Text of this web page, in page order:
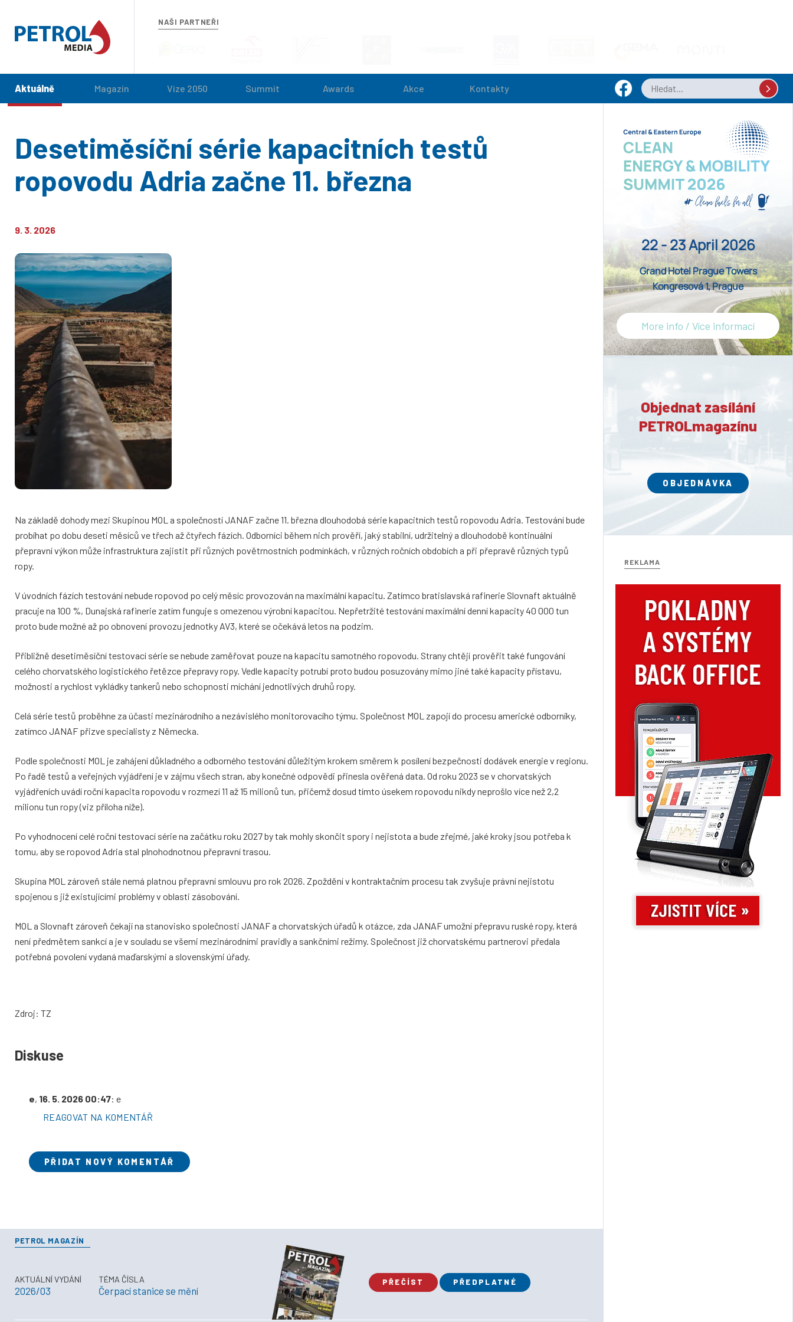
NAŠI PARTNEŘI
Aktuálně Magazín Vize 2050 Summit Awards Akce Kontakty
Desetiměsíční série kapacitních testů
ropovodu Adria začne 11. března
9. 3. 2026
Na základě dohody mezi Skupinou MOL a společností JANAF začne 11. března dlouhodobá série kapacitních testů ropovodu Adria. Testování bude
probíhat po dobu deseti měsíců ve třech až čtyřech fázích. Odborníci během nich prověří, jaký stabilní, udržitelný a dlouhodobě kontinuální
přepravní výkon může infrastruktura zajistit při různých povětrnostních podmínkách, v různých ročních obdobích a při přepravě různých typů
ropy.
V úvodních fázích testování nebude ropovod po celý měsíc provozován na maximální kapacitu. Zatímco bratislavská rafinerie Slovnaft aktuálně
pracuje na 100 %, Dunajská rafinerie zatím funguje s omezenou výrobní kapacitou. Nepřetržité testování maximální denní kapacity 40 000 tun
proto bude možné až po obnovení provozu jednotky AV3, které se očekává letos na podzim.
Přibližně desetiměsíční testovací série se nebude zaměřovat pouze na kapacitu samotného ropovodu. Strany chtějí prověřit také fungování
celého chorvatského logistického řetězce přepravy ropy. Vedle kapacity potrubí proto budou posuzovány mimo jiné také kapacity přístavu,
možnosti a rychlost vykládky tankerů nebo schopnosti míchání jednotlivých druhů ropy.
Celá série testů proběhne za účasti mezinárodního a nezávislého monitorovacího týmu. Společnost MOL zapojí do procesu americké odborníky,
zatímco JANAF přizve specialisty z Německa.
Podle společnosti MOL je zahájení důkladného a odborného testování důležitým krokem směrem k posílení bezpečnosti dodávek energie v regionu.
Po řadě testů a veřejných vyjádření je v zájmu všech stran, aby konečné odpovědi přinesla ověřená data. Od roku 2023 se v chorvatských
vyjádřeních uvádí roční kapacita ropovodu v rozmezí 11 až 15 milionů tun, přičemž dosud tímto úsekem ropovodu nikdy neprošlo více než 2,2
milionu tun ropy (viz příloha níže).
Po vyhodnocení celé roční testovací série na začátku roku 2027 by tak mohly skončit spory i nejistota a bude zřejmé, jaké kroky jsou potřeba k
tomu, aby se ropovod Adria stal plnohodnotnou přepravní trasou.
Skupina MOL zároveň stále nemá platnou přepravní smlouvu pro rok 2026. Zpoždění v kontraktačním procesu tak zvyšuje právní nejistotu
spojenou s již existujícími problémy v oblasti zásobování.
MOL a Slovnaft zároveň čekají na stanovisko společnosti JANAF a chorvatských úřadů k otázce, zda JANAF umožní přepravu ruské ropy, která
není předmětem sankcí a je v souladu se všemi mezinárodními pravidly a sankčními režimy. Společnost již chorvatskému partnerovi předala
potřebná povolení vydaná maďarskými a slovenskými úřady.
Zdroj: TZ
Diskuse
e, 16. 5. 2026 00:47: e
REAGOVAT NA KOMENTÁŘ
PŘIDAT NOVÝ KOMENTÁŘ
PETROL MAGAZÍN
AKTUÁLNÍ VYDÁNÍ
2026/03
TÉMA ČÍSLA
Čerpací stanice se mění
PŘEČÍST PŘEDPLATNÉ
22 - 23 April 2026
Grand Hotel Prague Towers
Kongresová 1, Prague
More info / Více informací
Objednat zasílání
PETROLmagazínu
OBJEDNÁVKA
REKLAMA